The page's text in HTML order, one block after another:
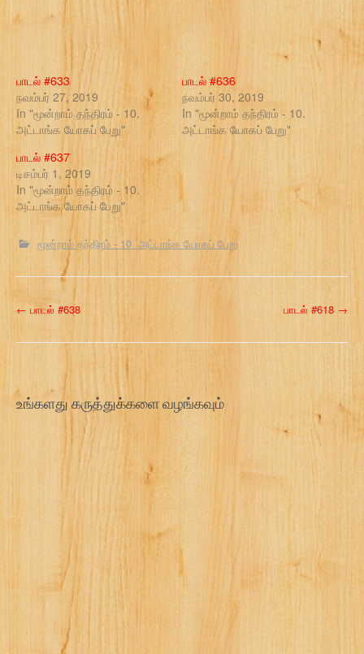
பாடல் #633
நவம்பர் 27, 2019
In "மூன்றாம் தந்திரம் - 10.
அட்டாங்க யோகப் பேறு"
பாடல் #636
நவம்பர் 30, 2019
In "மூன்றாம் தந்திரம் - 10.
அட்டாங்க யோகப் பேறு"
பாடல் #637
டிசம்பர் 1, 2019
In "மூன்றாம் தந்திரம் - 10.
அட்டாங்க யோகப் பேறு"
மூன்றாம் தந்திரம் - 10. அட்டாங்க யோகப் பேறு
P
o
t
← பாடல் #638 பாடல் #618 →
உங்களது கருத்துக்களை வழங்கவும்